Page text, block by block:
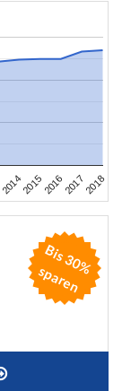
20142015201620172018
B
is
3
0
%
s
p
a
r
e
n